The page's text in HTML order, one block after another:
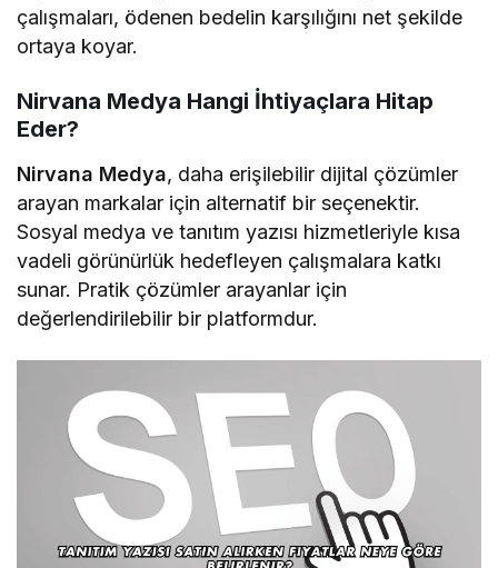
çalışmaları, ödenen bedelin karşılığını net şekilde
ortaya koyar.
Nirvana Medya Hangi İhtiyaçlara Hitap
Eder?
Nirvana Medya, daha erişilebilir dijital çözümler
arayan markalar için alternatif bir seçenektir.
Sosyal medya ve tanıtım yazısı hizmetleriyle kısa
vadeli görünürlük hedefleyen çalışmalara katkı
sunar. Pratik çözümler arayanlar için
değerlendirilebilir bir platformdur.